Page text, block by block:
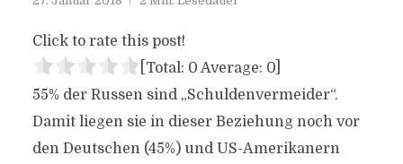
Click to rate this post!
[Total: 0 Average: 0]
55% der Russen sind „Schuldenvermeider“.
Damit liegen sie in dieser Beziehung noch vor
den Deutschen (45%) und US-Amerikanern